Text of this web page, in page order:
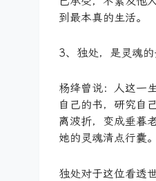
到最本真的生活。
3、独处，是灵魂的
杨绛曾说：人这一
自己的书，研究自
离波折，变成垂暮
她的灵魂清点行囊。
独处对于这位看透